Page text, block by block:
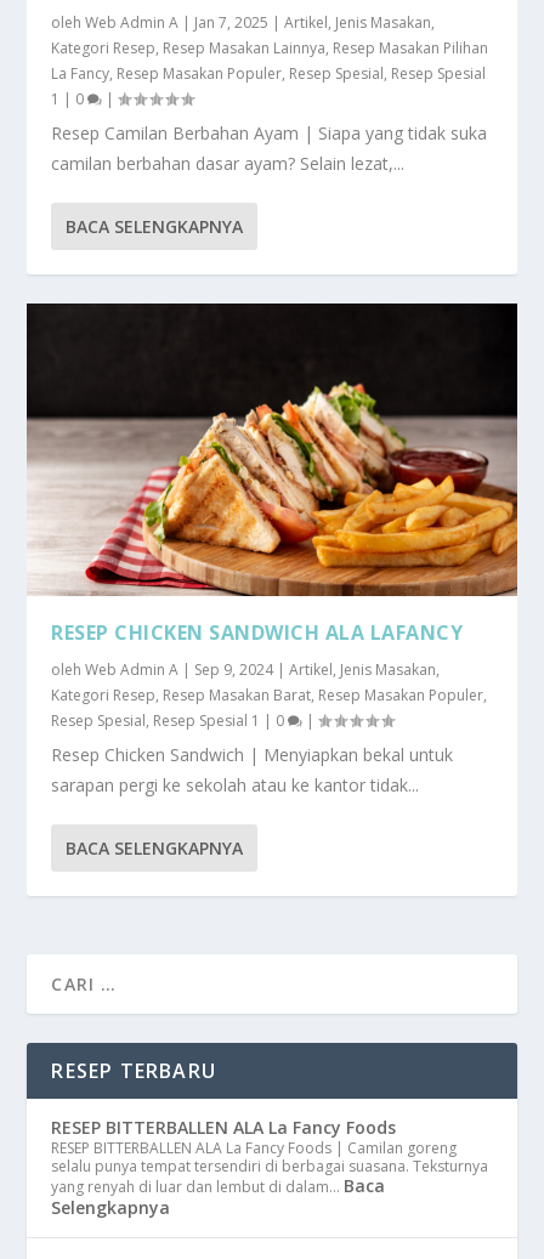
olehWeb Admin A | Jan 7, 2025 |Artikel, Jenis Masakan,
Kategori Resep, Resep Masakan Lainnya, Resep Masakan Pilihan
La Fancy, Resep Masakan Populer, Resep Spesial, Resep Spesial
1 | 0 |
Resep Camilan Berbahan Ayam | Siapa yang tidak suka
camilan berbahan dasar ayam? Selain lezat,...
BACA SELENGKAPNYA
RESEP CHICKEN SANDWICH ALA LAFANCY
olehWeb Admin A | Sep 9, 2024|Artikel, Jenis Masakan,
Kategori Resep, Resep Masakan Barat, Resep Masakan Populer,
Resep Spesial, Resep Spesial 1 | 0 |
Resep Chicken Sandwich | Menyiapkan bekal untuk
sarapan pergi ke sekolah atau ke kantor tidak...
BACA SELENGKAPNYA
RESEP TERBARU
RESEP BITTERBALLEN ALA La Fancy Foods
RESEP BITTERBALLEN ALA La Fancy Foods | Camilan goreng
selalu punya tempat tersendiri di berbagai suasana. Teksturnya
yang renyah di luar dan lembut di dalam… Baca
Selengkapnya